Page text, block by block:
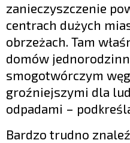
zanieczyszczenie
centrach dużych
obrzeżach. Tam
domów
smogotwórczym
groźniejszymi dla
odpadami –
Bardzo trudno